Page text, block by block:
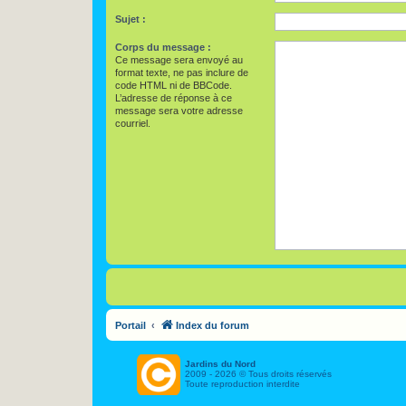
Sujet :
Corps du message :
Ce message sera envoyé au
format texte, ne pas inclure de
code HTML ni de BBCode.
L’adresse de réponse à ce
message sera votre adresse
courriel.
Portail Index du forum
Jardins du Nord
2009 - 2026 © Tous droits réservés
Toute reproduction interdite